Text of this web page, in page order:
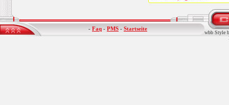
- Faq - PMS - Startseite
wbb Style